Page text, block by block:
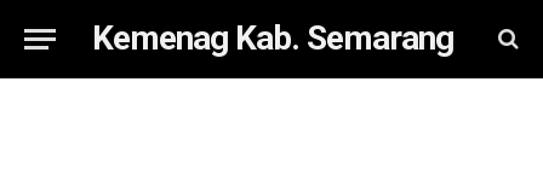
Kemenag Kab. Semarang